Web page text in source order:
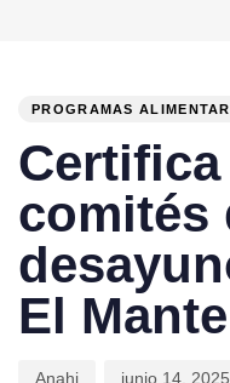
PROGRAMAS
Certifica
comités
El Mante
Anahi junio 14, 2025